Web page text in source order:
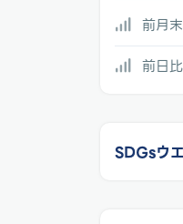
前月
前日
SDGsウ